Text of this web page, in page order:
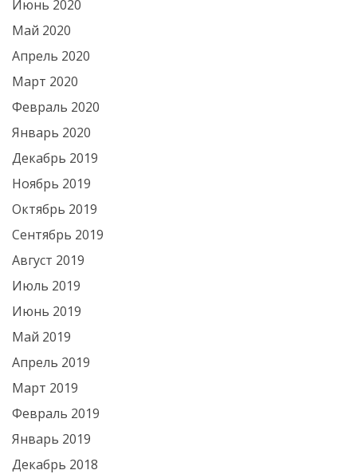
Июнь 2020
Май 2020
Апрель 2020
Март 2020
Февраль 2020
Январь 2020
Декабрь 2019
Ноябрь 2019
Октябрь 2019
Сентябрь 2019
Август 2019
Июль 2019
Июнь 2019
Май 2019
Апрель 2019
Март 2019
Февраль 2019
Январь 2019
Декабрь 2018